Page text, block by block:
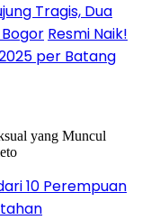
Tragis, Dua
Resmi Naik!
per Batang
10 Perempuan